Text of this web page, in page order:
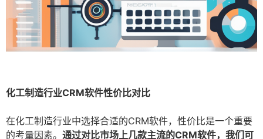
化工制造行业CRM软件性价比对比
在化工制造行业中选择合适的CRM软件，性价比是一个重要
的考量因素。 通过对比市场上几款主流的CRM软件，我们可